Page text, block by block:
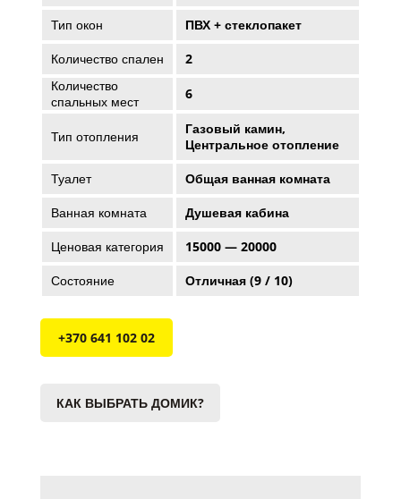
Тип окон
ПВХ + стеклопакет
Количество спален
2
Количество
спальных мест
6
Тип отопления
Газовый камин,
Центральное отопление
Туалет
Общая ванная комната
Ванная комната
Душевая кабина
Ценовая категория
15000 — 20000
Состояние
Отличная (9 / 10)
+370 641 102 02
КАК ВЫБРАТЬ ДОМИК?